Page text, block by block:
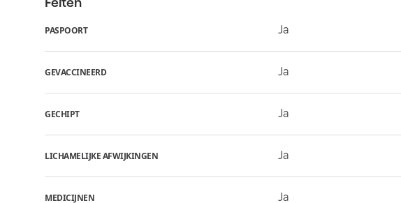
PASPOORT Ja
GEVACCINEERD Ja
GECHIPT Ja
LICHAMELIJKE AFWIJKINGEN Ja
MEDICIJNEN Ja